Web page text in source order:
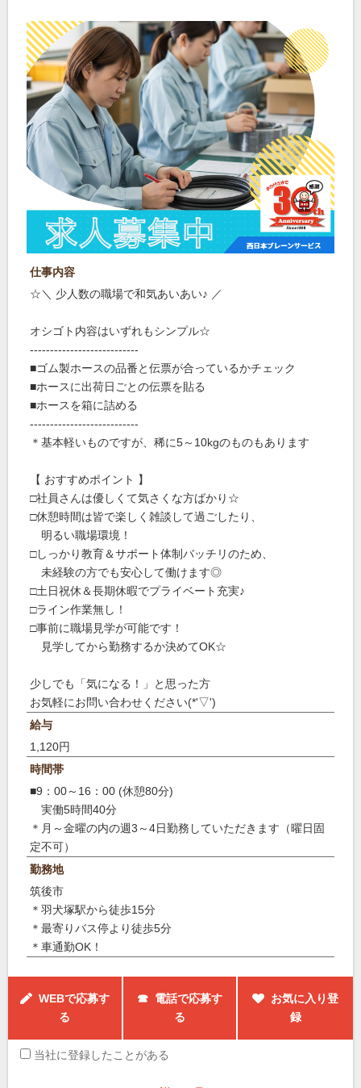
仕事内容
☆＼ 少人数の職場で和気あいあい♪ ／
オシゴト内容はいずれもシンプル☆
---------------------------
■ゴム製ホースの品番と伝票が合っているかチェック
■ホースに出荷日ごとの伝票を貼る
■ホースを箱に詰める
---------------------------
＊基本軽いものですが、稀に5～10kgのものもあります
【 おすすめポイント 】
□社員さんは優しくて気さくな方ばかり☆
□休憩時間は皆で楽しく雑談して過ごしたり、
明るい職場環境！
□しっかり教育＆サポート体制バッチリのため、
未経験の方でも安心して働けます◎
□土日祝休＆長期休暇でプライベート充実♪
□ライン作業無し！
□事前に職場見学が可能です！
見学してから勤務するか決めてOK☆
少しでも「気になる！」と思った方
お気軽にお問い合わせください(*'▽')
給与
1,120円
時間帯
■9：00～16：00 (休憩80分)
実働5時間40分
＊月～金曜の内の週3～4日勤務していただきます（曜日固
定不可）
勤務地
筑後市
＊羽犬塚駅から徒歩15分
＊最寄りバス停より徒歩5分
＊車通勤OK！
WEBで応募す
る
☎ 電話で応募す
る
お気に入り登
録
当社に登録したことがある